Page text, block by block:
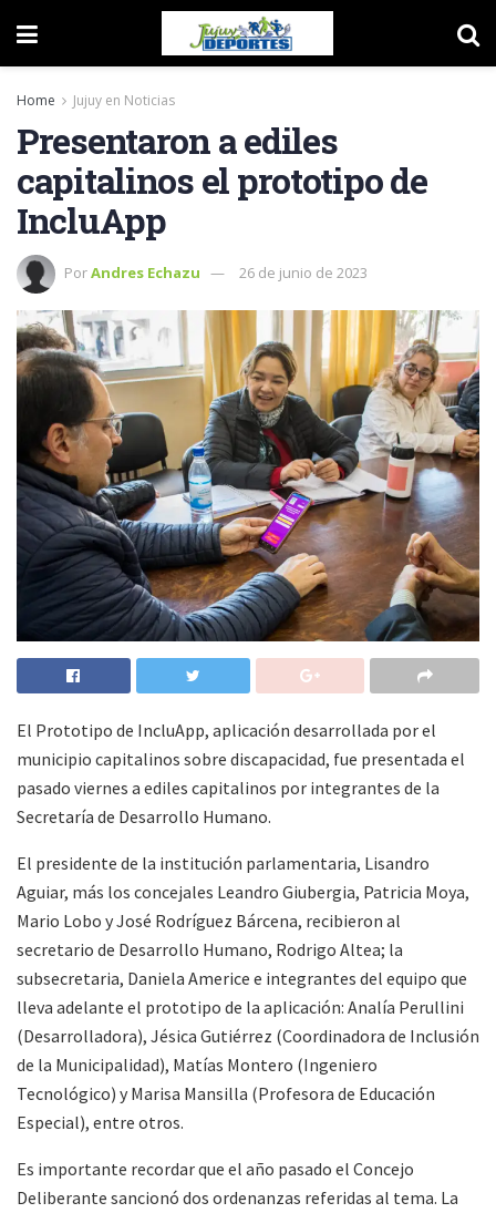
Home Jujuy en Noticias
Presentaron a ediles
capitalinos el prototipo de
IncluApp
PorAndres Echazu 26 de junio de 2023
El Prototipo de IncluApp, aplicación desarrollada por el
municipio capitalinos sobre discapacidad, fue presentada el
pasado viernes a ediles capitalinos por integrantes de la
Secretaría de Desarrollo Humano.
El presidente de la institución parlamentaria, Lisandro
Aguiar, más los concejales Leandro Giubergia, Patricia Moya,
Mario Lobo y José Rodríguez Bárcena, recibieron al
secretario de Desarrollo Humano, Rodrigo Altea; la
subsecretaria, Daniela Americe e integrantes del equipo que
lleva adelante el prototipo de la aplicación: Analía Perullini
(Desarrolladora), Jésica Gutiérrez (Coordinadora de Inclusión
de la Municipalidad), Matías Montero (Ingeniero
Tecnológico) y Marisa Mansilla (Profesora de Educación
Especial), entre otros.
Es importante recordar que el año pasado el Concejo
Deliberante sancionó dos ordenanzas referidas al tema. La